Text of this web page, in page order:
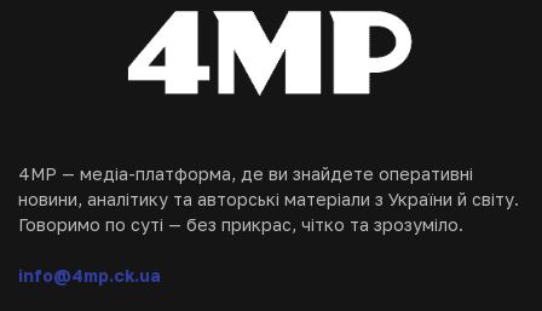
4MP — медіа-платформа, де ви знайдете оперативні
новини, аналітику та авторські матеріали з України й світу.
Говоримо по суті — без прикрас, чітко та зрозуміло.
info@4mp.ck.ua